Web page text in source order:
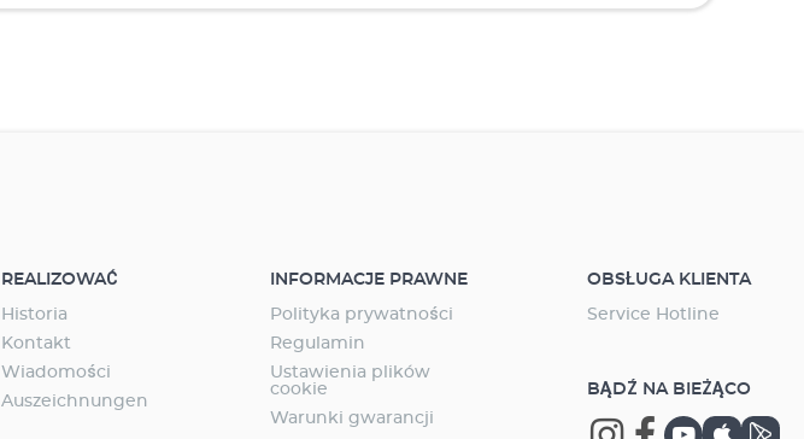
REALIZOWAĆ
Historia
Kontakt
Wiadomości
Auszeichnungen
INFORMACJE PRAWNE
Polityka prywatności
Regulamin
Ustawienia plików
cookie
Warunki gwarancji
OBSŁUGA KLIENTA
Service Hotline
BĄDŹ NA BIEŻĄCO